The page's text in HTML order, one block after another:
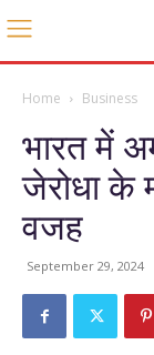
Home Business
भारत में
जेरोधा के
वजह
September 29, 2024